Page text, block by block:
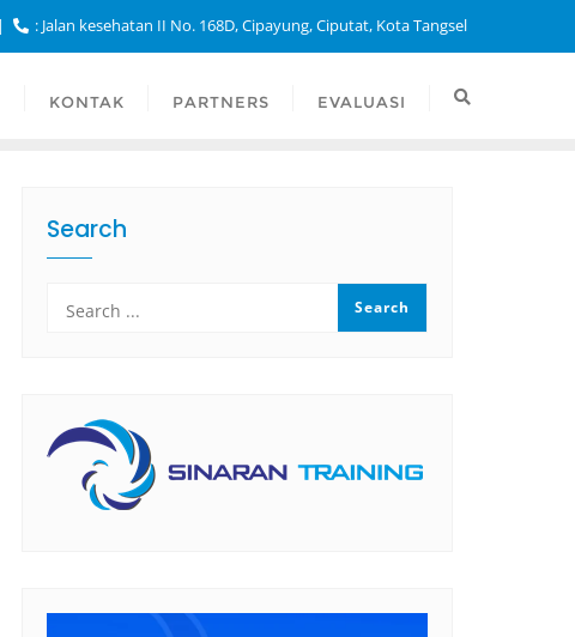
: Jalan kesehatan II No. 168D, Cipayung, Ciputat, Kota Tangsel
KONTAK PARTNERS EVALUASI
Search